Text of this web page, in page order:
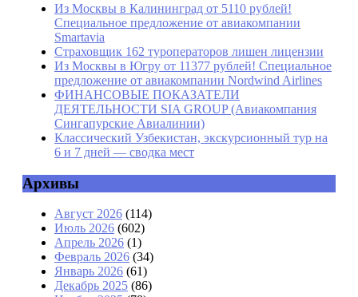
Из Москвы в Калининград от 5110 рублей!
Специальное предложение от авиакомпании
Smartavia
Страховщик 162 туроператоров лишен лицензии
Из Москвы в Югру от 11377 рублей! Специальное
предложение от авиакомпании Nordwind Airlines
ФИНАНСОВЫЕ ПОКАЗАТЕЛИ
ДЕЯТЕЛЬНОСТИ SIA GROUP (Авиакомпания
Сингапурские Авиалинии)
Классический Узбекистан, экскурсионный тур на
6 и 7 дней — сводка мест
Архивы
Август 2026 (114)
Июль 2026 (602)
Апрель 2026 (1)
Февраль 2026 (34)
Январь 2026 (61)
Декабрь 2025 (86)